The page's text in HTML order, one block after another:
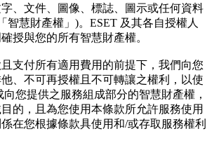
、文件、圖像、標誌、圖示或任何資料
智慧財產權」)。ESET 及其各自授權人
授與您的所有智慧財產權。
支付所有適用費用的前提下，我們向您
、不可再授權且不可轉讓之權利，以使
向您提供之服務組成部分的智慧財產權，
的，且為您使用本條款所允許服務使用
在您根據條款具使用和/或存取服務權利